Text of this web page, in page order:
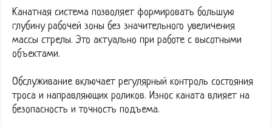
Канатная система позволяет формировать большую
глубину рабочей зоны без значительного увеличения
массы стрелы. Это актуально при работе с высотными
объектами.
Обслуживание включает регулярный контроль состояния
троса и направляющих роликов. Износ каната влияет на
безопасность и точность подъема.